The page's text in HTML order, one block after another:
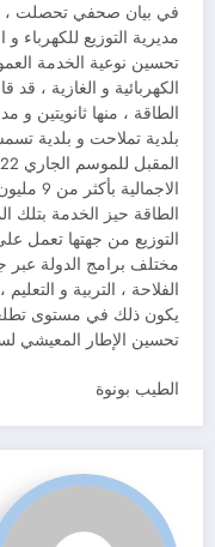
في بيان صحفي تحصلت ،
مديرية التوزيع للكهرباء
تحسين نوعية الخدمة
الطاقة ، منها ثانويتين
بلدية تملاحت و بلدية
الطاقة حيز الخدمة
التوزيع من جهتها تعمل
مختلف برامج الدولة عبر
الفلاحة ، التربية و
يكون ذلك في مستوى
تحسين الإطار المعيشي
الطيب بونوة